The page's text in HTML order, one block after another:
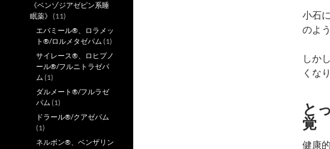
小石
のよ
しか
くな
と
覚
健康
《ベンゾジアゼピン系睡
眠薬》 (11)
エバミール®、ロラメッ
ト®/ロルメタゼパム (1)
サイレース®、ロヒプノ
ール®/フルニトラゼパ
ム (1)
ダルメート®/フルラゼ
パム (1)
ドラール®/クアゼパム
(1)
ネルボン®、ベンザリン